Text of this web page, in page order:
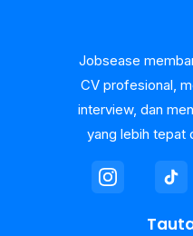
Jobsease
CV profesional,
interview, dan
yang lebih tepat